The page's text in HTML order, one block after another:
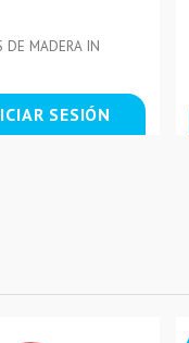
DE MADERA IN
SESIÓN